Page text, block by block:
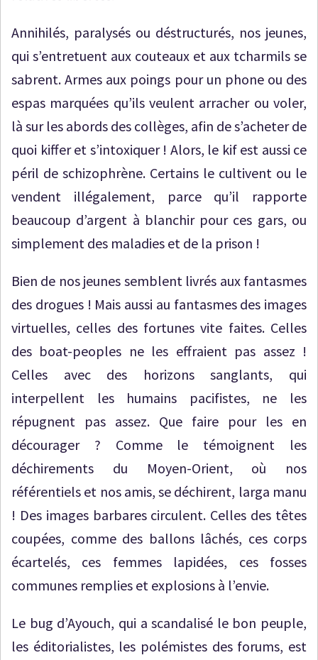
Annihilés, paralysés ou déstructurés, nos jeunes,
qui s’entretuent aux couteaux et aux tcharmils se
sabrent. Armes aux poings pour un phone ou des
espas marquées qu’ils veulent arracher ou voler,
là sur les abords des collèges, afin de s’acheter de
quoi kiffer et s’intoxiquer ! Alors, le kif est aussi ce
péril de schizophrène. Certains le cultivent ou le
vendent illégalement, parce qu’il rapporte
beaucoup d’argent à blanchir pour ces gars, ou
simplement des maladies et de la prison !
Bien de nos jeunes semblent livrés aux fantasmes
des drogues ! Mais aussi au fantasmes des images
virtuelles, celles des fortunes vite faites. Celles
des boat-peoples ne les effraient pas assez !
Celles avec des horizons sanglants, qui
interpellent les humains pacifistes, ne les
répugnent pas assez. Que faire pour les en
décourager ? Comme le témoignent les
déchirements du Moyen-Orient, où nos
référentiels et nos amis, se déchirent, larga manu
! Des images barbares circulent. Celles des têtes
coupées, comme des ballons lâchés, ces corps
écartelés, ces femmes lapidées, ces fosses
communes remplies et explosions à l’envie.
Le bug d’Ayouch, qui a scandalisé le bon peuple,
les éditorialistes, les polémistes des forums, est